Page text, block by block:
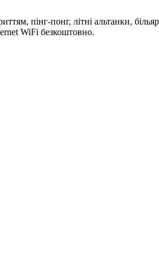
пінг-понг, літні альтанки,
WiFi безкоштовно.